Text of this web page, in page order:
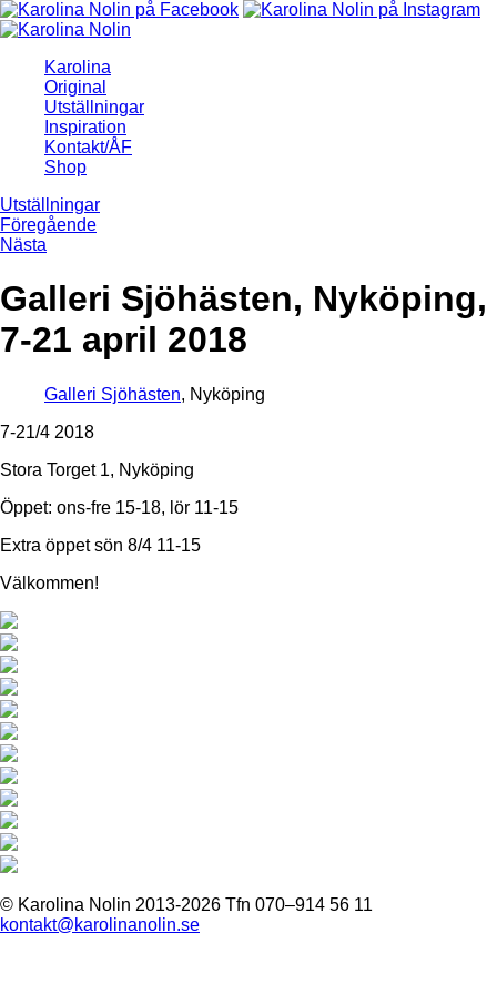
Karolina
Original
Utställningar
Inspiration
Kontakt/ÅF
Shop
Utställningar
Föregående
Nästa
Galleri Sjöhästen, Nyköping,
7-21 april 2018
Galleri Sjöhästen, Nyköping
7-21/4 2018
Stora Torget 1, Nyköping
Öppet: ons-fre 15-18, lör 11-15
Extra öppet sön 8/4 11-15
Välkommen!
© Karolina Nolin 2013-2026 Tfn 070–914 56 11
kontakt@karolinanolin.se